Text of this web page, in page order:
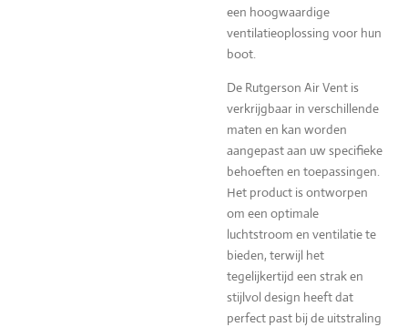
een hoogwaardige
ventilatieoplossing voor hun
boot.
De Rutgerson Air Vent is
verkrijgbaar in verschillende
maten en kan worden
aangepast aan uw specifieke
behoeften en toepassingen.
Het product is ontworpen
om een optimale
luchtstroom en ventilatie te
bieden, terwijl het
tegelijkertijd een strak en
stijlvol design heeft dat
perfect past bij de uitstraling